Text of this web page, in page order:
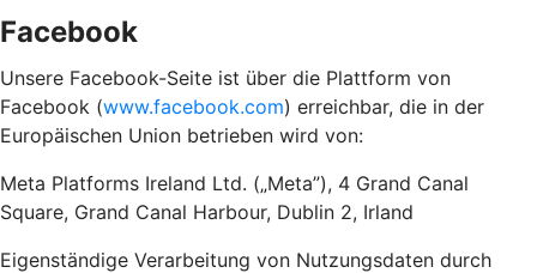
Facebook
Unsere Facebook-Seite ist über die Plattform von
Facebook (www.facebook.com) erreichbar, die in der
Europäischen Union betrieben wird von:
Meta Platforms Ireland Ltd. („Meta”), 4 Grand Canal
Square, Grand Canal Harbour, Dublin 2, Irland
Eigenständige Verarbeitung von Nutzungsdaten durch